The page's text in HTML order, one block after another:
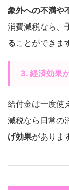
象外への不満や
消費減税なら、
ることができま
3. 経済効果
給付金は一度使
減税なら日常の
げ効果がありま